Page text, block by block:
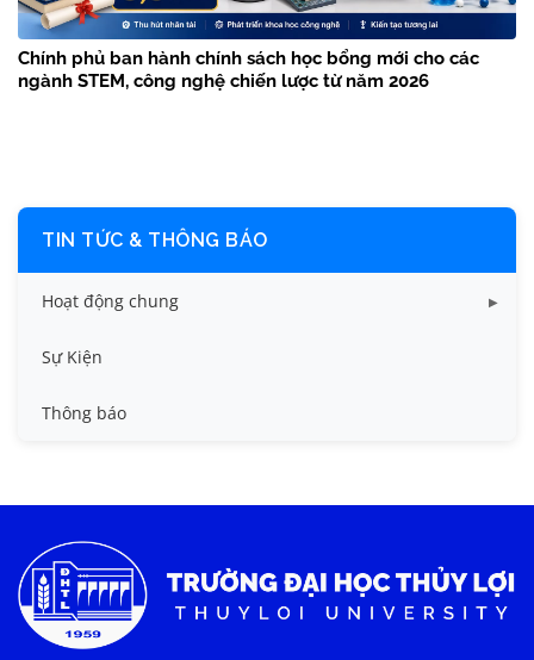
Chính phủ ban hành chính sách học bổng mới cho các
ngành STEM, công nghệ chiến lược từ năm 2026
TIN TỨC & THÔNG BÁO
Hoạt động chung
Tin công tác sinh viên
Tin đào tạo
Tin tức chung
Sự Kiện
Thông báo